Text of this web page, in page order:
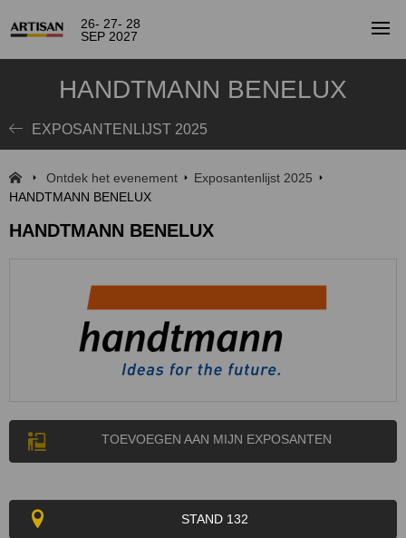
26- 27- 28
SEP 2027
HANDTMANN BENELUX
EXPOSANTENLIJST 2025
Ontdek het evenement
Exposantenlijst 2025
HANDTMANN BENELUX
HANDTMANN BENELUX
TOEVOEGEN AAN MIJN EXPOSANTEN
STAND 132